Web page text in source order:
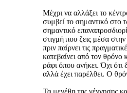
Μέχρι να αλλάξει το
συμβεί το σημαντικό στο
σημαντικό
στιγμή που ζεις μέσα
πριν παίρνει τις
κατεβαίνει από τον θρόνο
ράφι όπου ανήκει. Όχι ότι
αλλά έχει παρέλθει. Ο
Τα μεγέθη της γέννησης